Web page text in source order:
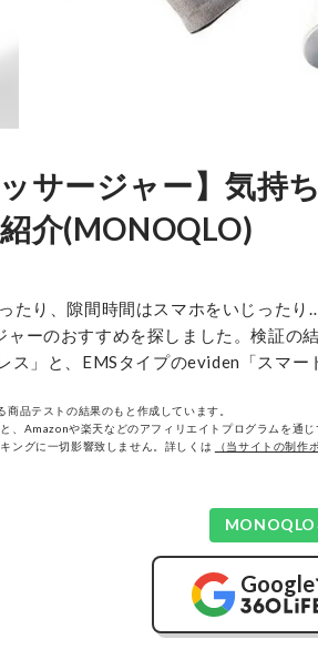
ッサージャー】気持
介(MONOQLO)
たり、隙間時間はスマホをいじった
ャーのおすすめを探しました。検証の
ス」と、EMSタイプのeviden「スマー
品テストの結果のもと作成しています。
、Amazonや楽天などのアフィリエイトプログラムを通
ングに一切影響致しません。詳しくは
（当サイトの制作
MONOQLO
Google